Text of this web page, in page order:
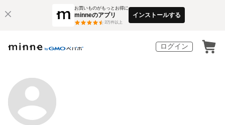
お買いものがもっとお得に
minneのアプリ
3万件以上
インストールする
ログイン